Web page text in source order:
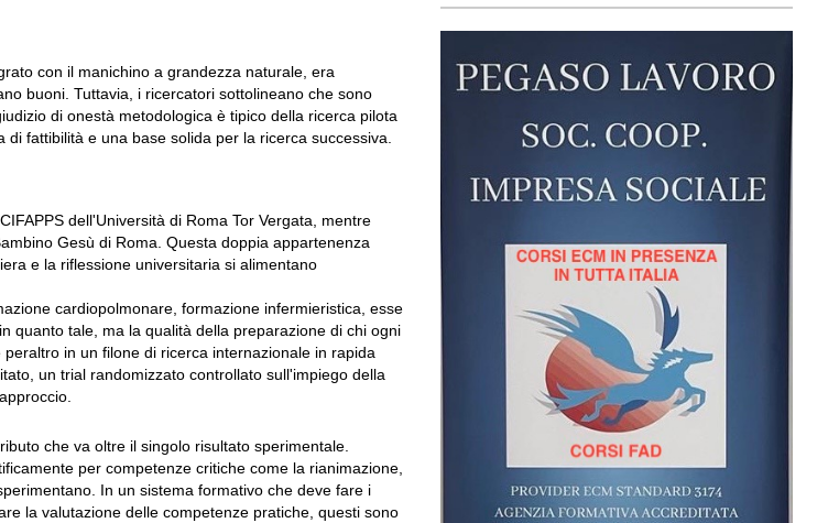
con il manichino a grandezza naturale, era
buoni. Tuttavia, i ricercatori sottolineano che sono
di onestà metodologica è tipico della ricerca pilota
fattibilità e una base solida per la ricerca successiva.
dell'Università di Roma Tor Vergata, mentre
Gesù di Roma. Questa doppia appartenenza
e la riflessione universitaria si alimentano
cardiopolmonare, formazione infermieristica, esse
quanto tale, ma la qualità della preparazione di chi ogni
in un filone di ricerca internazionale in rapida
un trial randomizzato controllato sull'impiego della
che va oltre il singolo risultato sperimentale.
per competenze critiche come la rianimazione,
In un sistema formativo che deve fare i
la valutazione delle competenze pratiche, questi sono